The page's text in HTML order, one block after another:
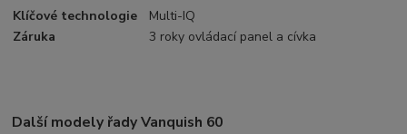
Klíčové technologie
Multi-IQ
Záruka
3 roky ovládací panel a cívka
Další modely řady Vanquish 60